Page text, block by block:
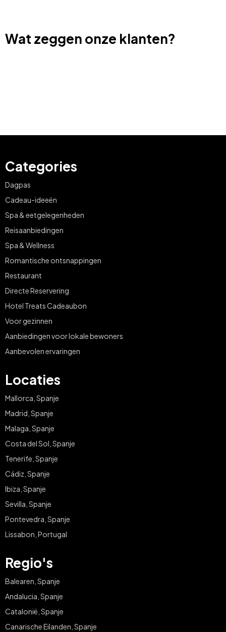
Wat zeggen onze klanten?
Categories
Dagpas
Cadeau-ideeën
Spa & eetgelegenheden
Reisaanbiedingen
Spa & Wellness
Romantische ontsnappingen
Restaurant
Directe Reservering
Hotel Treats Cadeaubon
Voor gezinnen
Aanbiedingen voor lokale bewoners
Aanbevolen ervaringen
Locaties
Mallorca, Spanje
Madrid, Spanje
Malaga, Spanje
Costa del Sol, Spanje
Tenerife, Spanje
Cádiz, Spanje
Ibiza, Spanje
Sevilla, Spanje
Pontevedra, Spanje
Lissabon, Portugal
Regio's
Balearen, Spanje
Andalucia, Spanje
Catalonië, Spanje
Canarische Eilanden, Spanje